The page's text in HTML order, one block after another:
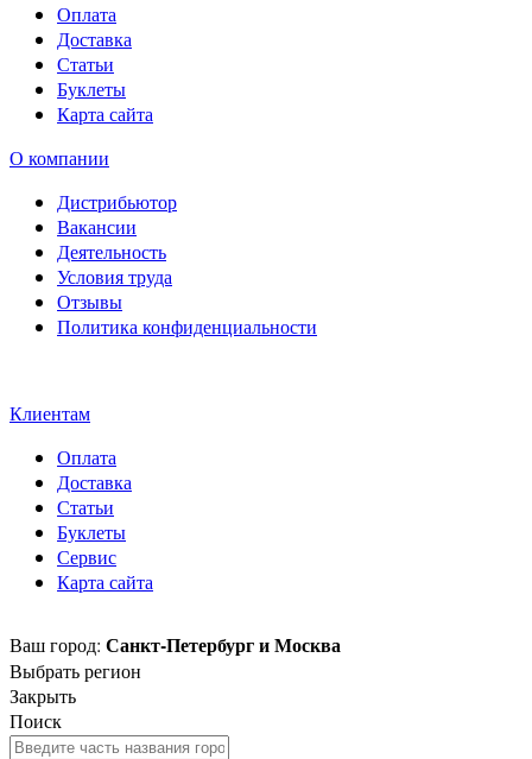
Оплата
Доставка
Статьи
Буклеты
Карта сайта
О компании
Дистрибьютор
Вакансии
Деятельность
Условия труда
Отзывы
Политика конфиденциальности
Клиентам
Оплата
Доставка
Статьи
Буклеты
Сервис
Карта сайта
Ваш город: Санкт-Петербург и Москва
Выбрать регион
Закрыть
Поиск